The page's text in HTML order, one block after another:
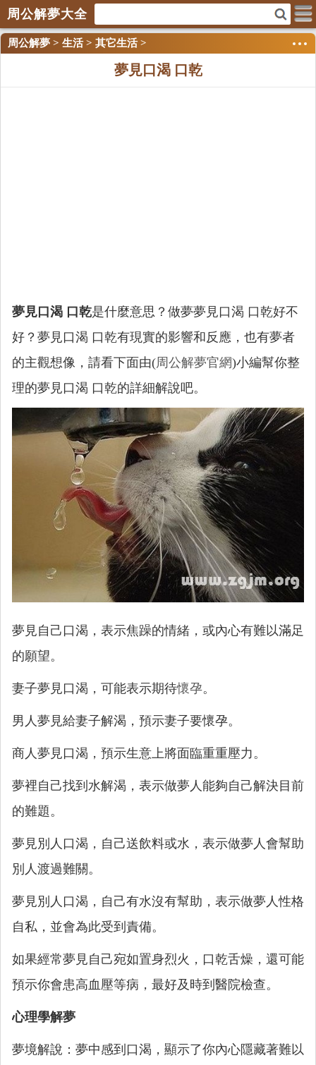
周公解夢大全
周公解夢 > 生活> 其它生活>
夢見口渴 口乾
夢見口渴 口乾是什麼意思？做夢夢見口渴 口乾好不
好？夢見口渴 口乾有現實的影響和反應，也有夢者
的主觀想像，請看下面由(周公解夢官網)小編幫你整
理的夢見口渴 口乾的詳細解說吧。
夢見自己口渴，表示焦躁的情緒，或內心有難以滿足
的願望。
妻子夢見口渴，可能表示期待懷孕。
男人夢見給妻子解渴，預示妻子要懷孕。
商人夢見口渴，預示生意上將面臨重重壓力。
夢裡自己找到水解渴，表示做夢人能夠自己解決目前
的難題。
夢見別人口渴，自己送飲料或水，表示做夢人會幫助
別人渡過難關。
夢見別人口渴，自己有水沒有幫助，表示做夢人性格
自私，並會為此受到責備。
如果經常夢見自己宛如置身烈火，口乾舌燥，還可能
預示你會患高血壓等病，最好及時到醫院檢查。
心理學解夢
夢境解說：夢中感到口渴，顯示了你內心隱藏著難以